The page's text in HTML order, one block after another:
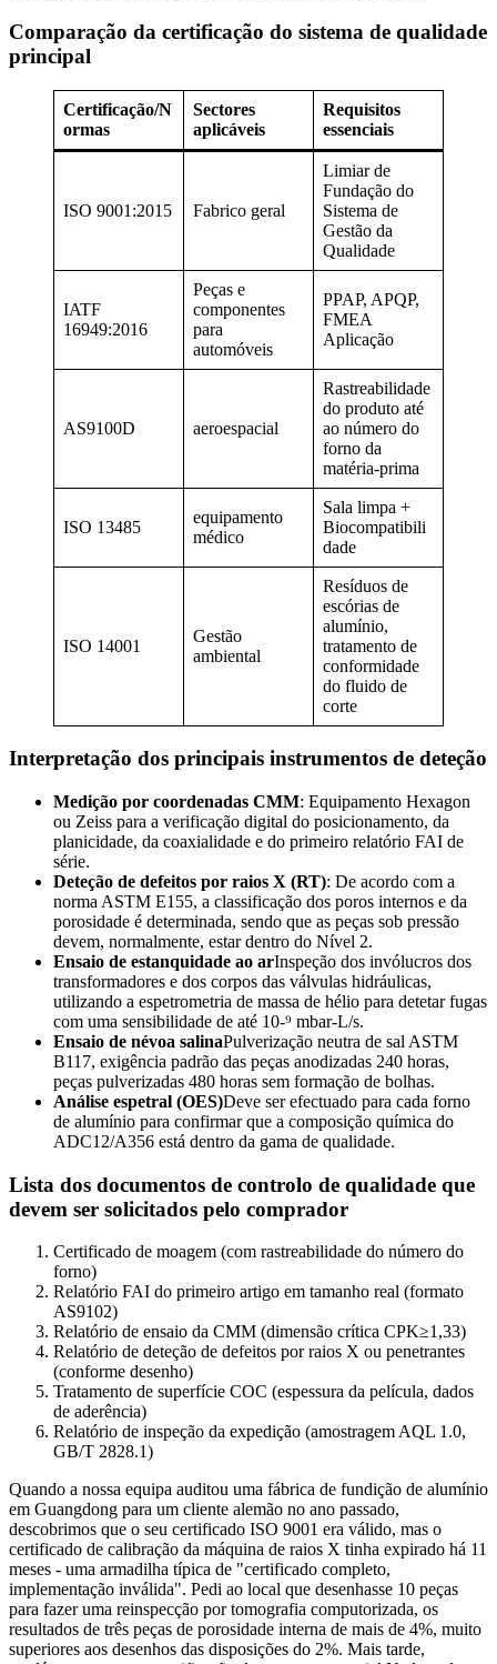
Comparação da certificação do sistema de qualidade
principal
Certificação/N
ormas
Sectores
aplicáveis
Requisitos
essenciais
ISO 9001:2015 Fabrico geral
Limiar de
Fundação do
Sistema de
Gestão da
Qualidade
IATF
16949:2016
Peças e
componentes
para
automóveis
PPAP, APQP,
FMEA
Aplicação
AS9100D aeroespacial
Rastreabilidade
do produto até
ao número do
forno da
matéria-prima
ISO 13485
equipamento
médico
Sala limpa +
Biocompatibili
dade
ISO 14001
Gestão
ambiental
Resíduos de
escórias de
alumínio,
tratamento de
conformidade
do fluido de
corte
Interpretação dos principais instrumentos de deteção
Medição por coordenadas CMM: Equipamento Hexagon
ou Zeiss para a verificação digital do posicionamento, da
planicidade, da coaxialidade e do primeiro relatório FAI de
série.
Deteção de defeitos por raios X (RT): De acordo com a
norma ASTM E155, a classificação dos poros internos e da
porosidade é determinada, sendo que as peças sob pressão
devem, normalmente, estar dentro do Nível 2.
Ensaio de estanquidade ao arInspeção dos invólucros dos
transformadores e dos corpos das válvulas hidráulicas,
utilizando a espetrometria de massa de hélio para detetar fugas
com uma sensibilidade de até 10-⁹ mbar-L/s.
Ensaio de névoa salinaPulverização neutra de sal ASTM
B117, exigência padrão das peças anodizadas 240 horas,
peças pulverizadas 480 horas sem formação de bolhas.
Análise espetral (OES)Deve ser efectuado para cada forno
de alumínio para confirmar que a composição química do
ADC12/A356 está dentro da gama de qualidade.
Lista dos documentos de controlo de qualidade que
devem ser solicitados pelo comprador
Certificado de moagem (com rastreabilidade do número do
forno)
Relatório FAI do primeiro artigo em tamanho real (formato
AS9102)
Relatório de ensaio da CMM (dimensão crítica CPK≥1,33)
Relatório de deteção de defeitos por raios X ou penetrantes
(conforme desenho)
Tratamento de superfície COC (espessura da película, dados
de aderência)
Relatório de inspeção da expedição (amostragem AQL 1.0,
GB/T 2828.1)
Quando a nossa equipa auditou uma fábrica de fundição de alumínio
em Guangdong para um cliente alemão no ano passado,
descobrimos que o seu certificado ISO 9001 era válido, mas o
certificado de calibração da máquina de raios X tinha expirado há 11
meses - uma armadilha típica de "certificado completo,
implementação inválida". Pedi ao local que desenhasse 10 peças
para fazer uma reinspecção por tomografia computorizada, os
resultados de três peças de porosidade interna de mais de 4%, muito
superiores aos desenhos das disposições do 2%. Mais tarde,